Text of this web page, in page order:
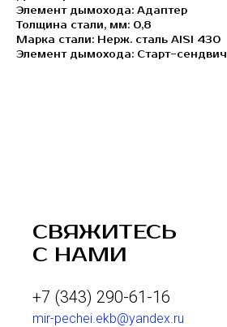
Элемент дымохода: Адаптер
Толщина стали, мм: 0,8
Марка стали: Нерж. сталь AISI 430
Элемент дымохода: Старт-сендвич
СВЯЖИТЕСЬ
С НАМИ
+7 (343) 290-61-16
mir-pechei.ekb@yandex.ru